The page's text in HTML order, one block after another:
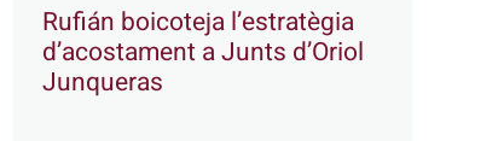
Rufián boicoteja l’estratègia
d’acostament a Junts d’Oriol
Junqueras